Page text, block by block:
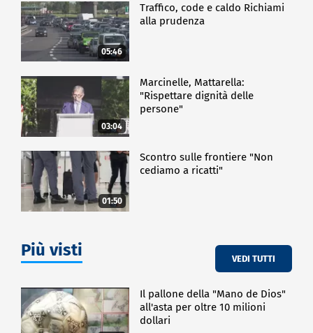
05:46
Traffico, code e caldo Richiami
alla prudenza
03:04
Marcinelle, Mattarella:
"Rispettare dignità delle
persone"
01:50
Scontro sulle frontiere "Non
cediamo a ricatti"
Più visti VEDI TUTTI
Il pallone della "Mano de Dios"
all'asta per oltre 10 milioni
dollari